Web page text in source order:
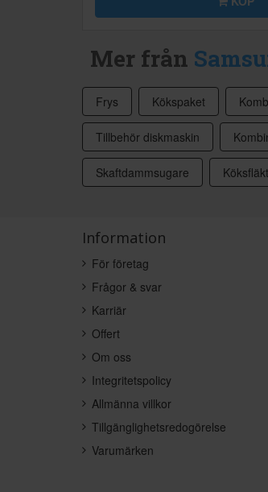
Mer från
Frys Kökspaket
Tillbehör diskmaskin
Skaftdammsugare Köksfläkt
Information
För företag
Frågor & svar
Karriär
Offert
Om oss
Integritetspolicy
Allmänna villkor
Tillgänglighetsredogörelse
Varumärken